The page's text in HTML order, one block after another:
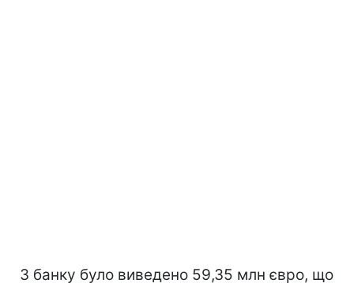
З банку було виведено 59,35 млн євро, що